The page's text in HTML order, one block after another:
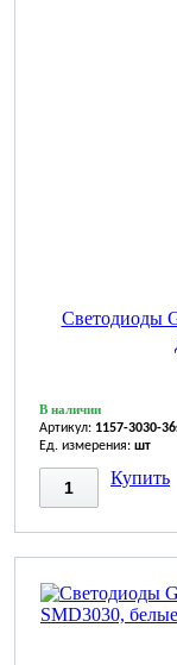
Светодиоды
В наличии
Артикул: 1157-3030-
Ед. измерения: шт
Купить